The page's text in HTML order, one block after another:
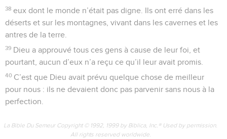
38 eux dont le monde n’était pas digne. Ils ont erré dans les
déserts et sur les montagnes, vivant dans les cavernes et les
antres de la terre.
39 Dieu a approuvé tous ces gens à cause de leur foi, et
pourtant, aucun d’eux n’a reçu ce qu’il leur avait promis.
40 C’est que Dieu avait prévu quelque chose de meilleur
pour nous : ils ne devaient donc pas parvenir sans nous à la
perfection.
La Bible Du Semeur Copyright © 1992, 1999 by Biblica, Inc.® Used by permission.
All rights reserved worldwide.